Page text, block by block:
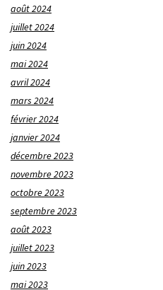
août 2024
juillet 2024
juin 2024
mai 2024
avril 2024
mars 2024
février 2024
janvier 2024
décembre 2023
novembre 2023
octobre 2023
septembre 2023
août 2023
juillet 2023
juin 2023
mai 2023